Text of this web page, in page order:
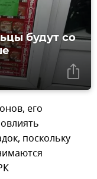
будут со
его
поскольку